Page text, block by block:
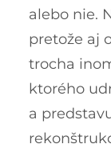
alebo nie.
pretože aj
trocha
ktorého
a